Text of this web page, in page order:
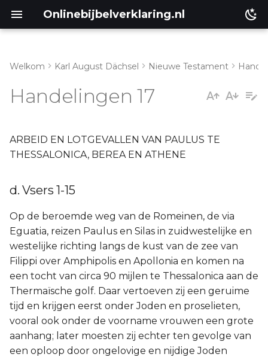
Onlinebijbelverklaring.nl
Éxodus
Numeri
Ruth
Prediker
Joël
Hábakuk
Welkom Karl August Dächsel Nieuwe Testament
Handelingen 17
ARBEID EN LOTGEVALLEN VAN PAULUS TE
THESSALONICA, BEREA EN ATHENE
d. Vsers 1-15
Op de beroemde weg van de Romeinen, de via
Eguatia, reizen Paulus en Silas in zuidwestelijke en
westelijke richting langs de kust van de zee van
Filippi over Amphipolis en Apollonia en komen na
een tocht van circa 90 mijlen te Thessalonica aan de
Thermaïsche golf. Daar vertoeven zij een geruime
tijd en krijgen eerst onder Joden en proselieten,
vooral ook onder de voorname vrouwen een grote
aanhang; later moesten zij echter ten gevolge van
een oploop door ongelovige en nijdige Joden